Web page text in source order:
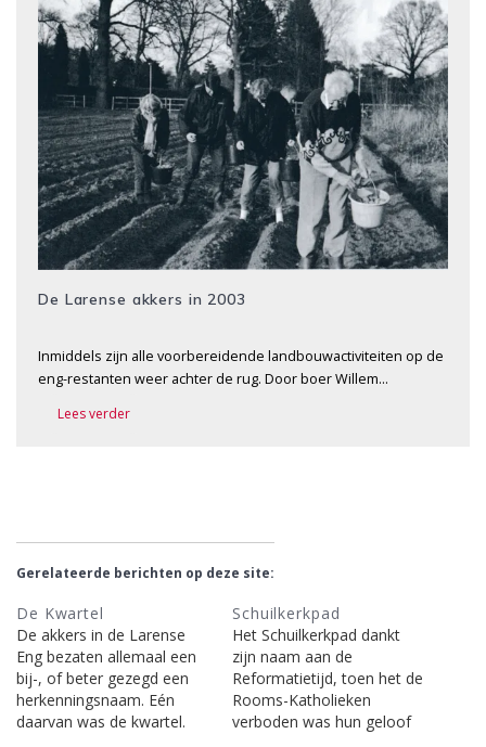
De Larense akkers in 2003
Inmiddels zijn alle voorbereidende landbouwactiviteiten op de
eng-restanten weer achter de rug. Door boer Willem…
Lees verder
Gerelateerde berichten op deze site:
De Kwartel
De akkers in de Larense
Eng bezaten allemaal een
bij-, of beter gezegd een
herkenningsnaam. Eén
daarvan was de kwartel.
Schuilkerkpad
Het Schuilkerkpad dankt
zijn naam aan de
Reformatietijd, toen het de
Rooms-Katholieken
verboden was hun geloof